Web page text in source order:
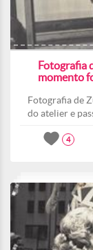
Fotografia
momento
Fotografia de
do atelier e
4